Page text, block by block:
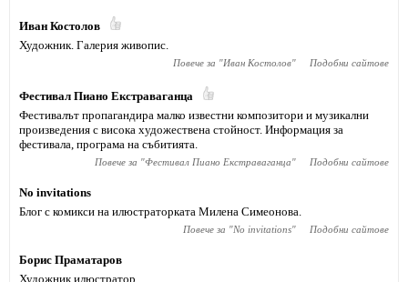
Иван Костолов
Художник. Галерия живопис.
Повече за "Иван Костолов" Подобни сайтове
Фестивал Пиано Екстраваганца
Фестивалът пропагандира малко известни композитори и музикални
произведения с висока художествена стойност. Информация за
фестивала, програма на събитията.
Повече за "Фестивал Пиано Екстраваганца" Подобни сайтове
No invitations
Блог с комикси на илюстраторката Милена Симеонова.
Повече за "No invitations" Подобни сайтове
Борис Праматаров
Художник илюстратор.